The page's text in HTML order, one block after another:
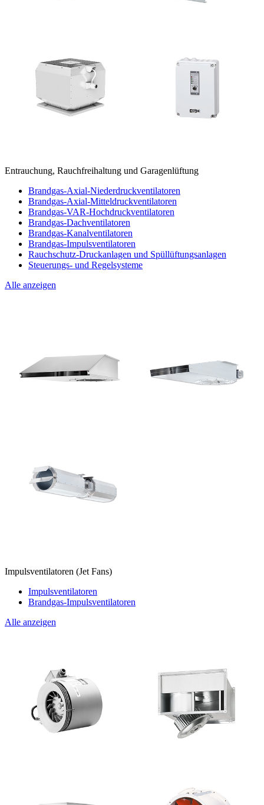
Entrauchung, Rauchfreihaltung und Garagenlüftung
Brandgas-Axial-Niederdruckventilatoren
Brandgas-Axial-Mitteldruckventilatoren
Brandgas-VAR-Hochdruckventilatoren
Brandgas-Dachventilatoren
Brandgas-Kanalventilatoren
Brandgas-Impulsventilatoren
Rauchschutz-Druckanlagen und Spüllüftungsanlagen
Steuerungs- und Regelsysteme
Alle anzeigen
Impulsventilatoren (Jet Fans)
Impulsventilatoren
Brandgas-Impulsventilatoren
Alle anzeigen